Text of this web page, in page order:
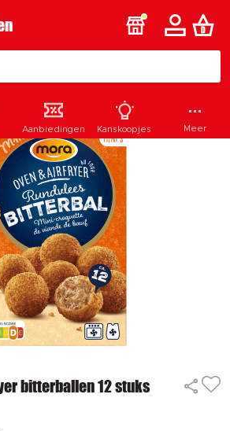
bitterballen 12 stuks
Aanbiedingen Kanskoopjes Meer